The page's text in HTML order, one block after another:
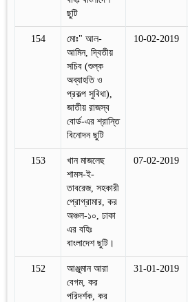
ছুটি
154
মোঃ" আল-
আমিন, দ্বিতীয়
সচিব (শুল্ক
অব্যাহতি ও
প্রকল্প সুবিধা),
জাতীয় রাজস্ব
বোর্ড-এর শ্রান্তি
বিনোদন ছুটি
10-02-2019
153
খান মাজলেছ
শামস-ই-
তাবরেজ, সহকারী
প্রোগ্রামার, কর
অঞ্চল-১০, ঢাকা
এর বহিঃ
বাংলাদেশ ছুটি।
07-02-2019
152
আঞ্জুমান আরা
বেগম, কর
পরিদর্শক, কর
31-01-2019